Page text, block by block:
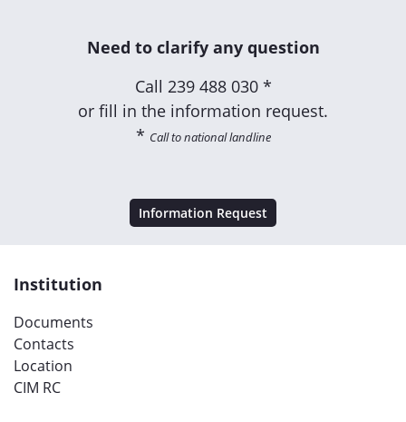
Need to clarify any question
Call 239 488 030 *
or fill in the information request.
* Call to national landline
Information Request
Institution
Documents
Contacts
Location
CIM RC